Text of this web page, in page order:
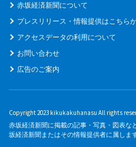
赤坂経済新聞について
プレスリリース・情報提供はこちら
アクセスデータの利用について
お問い合わせ
広告のご案内
Copyright 2023 kikukakuhanasu All rights
赤坂経済新聞に掲載の記事・写真・図表な
坂経済新聞またはその情報提供者に属します